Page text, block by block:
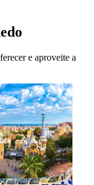
e aproveite a